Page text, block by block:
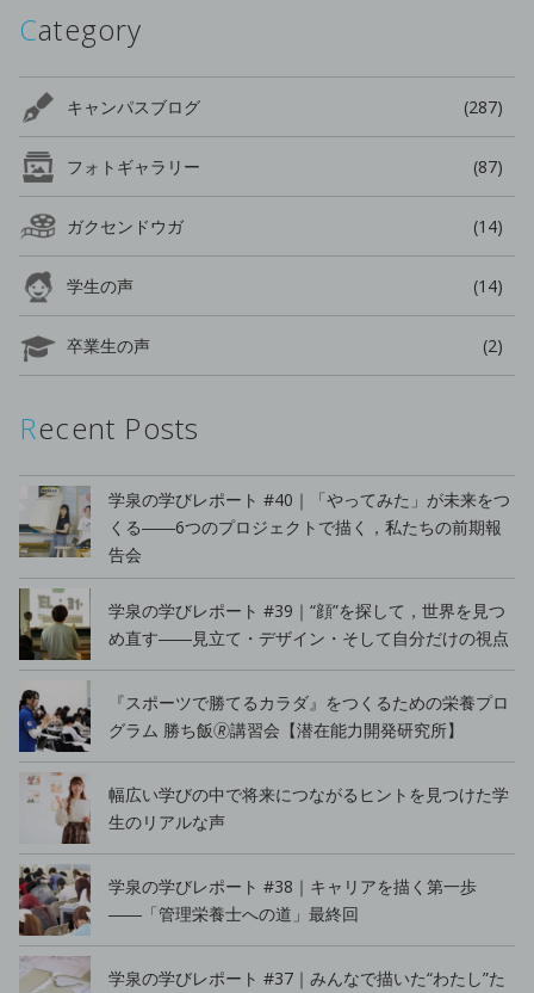
Category
キャンパスブログ (287)
フォトギャラリー (87)
ガクセンドウガ (14)
学生の声 (14)
卒業生の声 (2)
Recent Posts
学泉の学びレポート #40｜「やってみた」が未来をつ
くる――6つのプロジェクトで描く，私たちの前期報
告会
学泉の学びレポート #39｜“顔”を探して，世界を見つ
め直す――見立て・デザイン・そして自分だけの視点
『スポーツで勝てるカラダ』をつくるための栄養プロ
グラム 勝ち飯🄬講習会【潜在能力開発研究所】
幅広い学びの中で将来につながるヒントを見つけた学
生のリアルな声
学泉の学びレポート #38｜キャリアを描く第一歩
――「管理栄養士への道」最終回
学泉の学びレポート #37｜みんなで描いた“わたし”た